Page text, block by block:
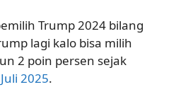
Trump 2024 bilang
lagi kalo bisa milih
2 poin persen sejak
2025.